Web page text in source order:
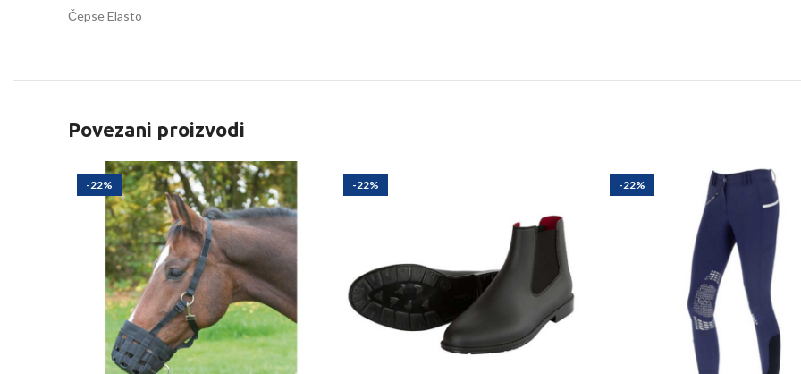
Čepse Elasto
Povezani proizvodi
-22% -22% -22%